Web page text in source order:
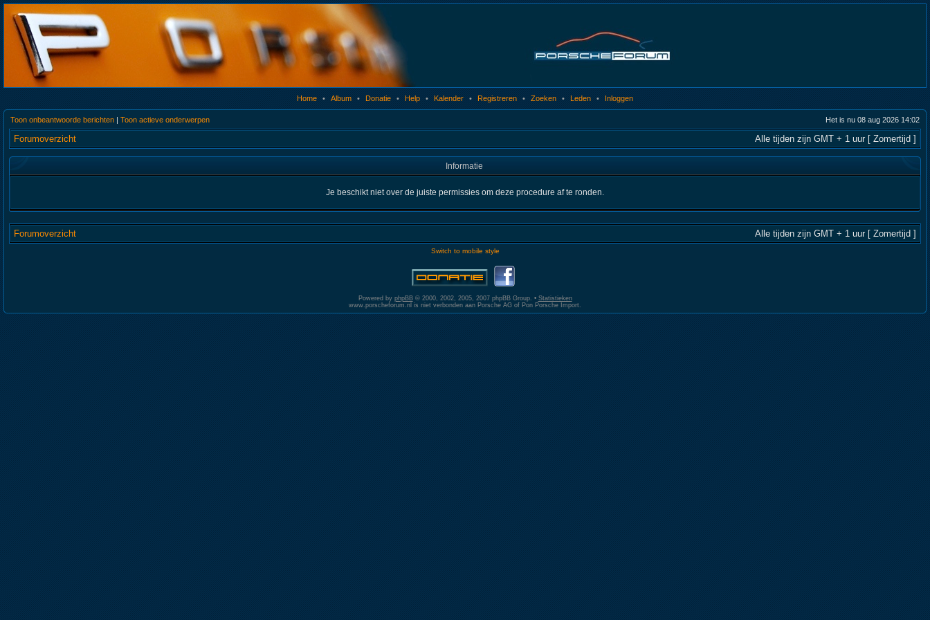
Home • Album • Donatie • Help • Kalender • Registreren • Zoeken • Leden • Inloggen
Toon onbeantwoorde berichten | Toon actieve onderwerpen Het is nu 08 aug 2026 14:02
Forumoverzicht Alle tijden zijn GMT + 1 uur [ Zomertijd ]
Informatie
Je beschikt niet over de juiste permissies om deze procedure af te ronden.
Forumoverzicht Alle tijden zijn GMT + 1 uur [ Zomertijd ]
Switch to mobile style
Powered by phpBB© 2000, 2002, 2005, 2007 phpBB Group. • Statistieken
www.porscheforum.nl is niet verbonden aan Porsche AG of Pon Porsche Import.